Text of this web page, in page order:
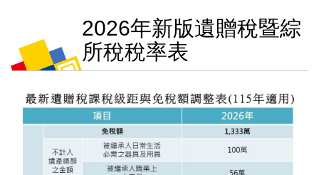
2026年新版遺贈稅暨綜
所稅稅率表